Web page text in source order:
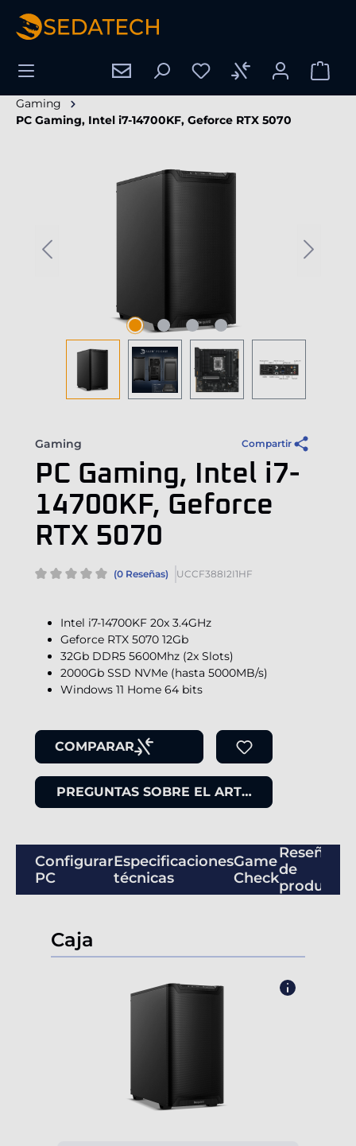
principal
Gaming
PC Gaming, Intel i7-14700KF, Geforce RTX 5070
Omitir galería de imágenes
Gaming Compartir
PC Gaming, Intel i7-
14700KF, Geforce
RTX 5070
(0 Reseñas) UCCF388I2I1HF
Intel i7-14700KF 20x 3.4GHz
Geforce RTX 5070 12Gb
32Gb DDR5 5600Mhz (2x Slots)
2000Gb SSD NVMe (hasta 5000MB/s)
Windows 11 Home 64 bits
COMPARAR
PREGUNTAS SOBRE EL ARTÍCULO
Configurar
PC
Especificaciones
técnicas
Game
Check
Reseñas
de
productos
Caja